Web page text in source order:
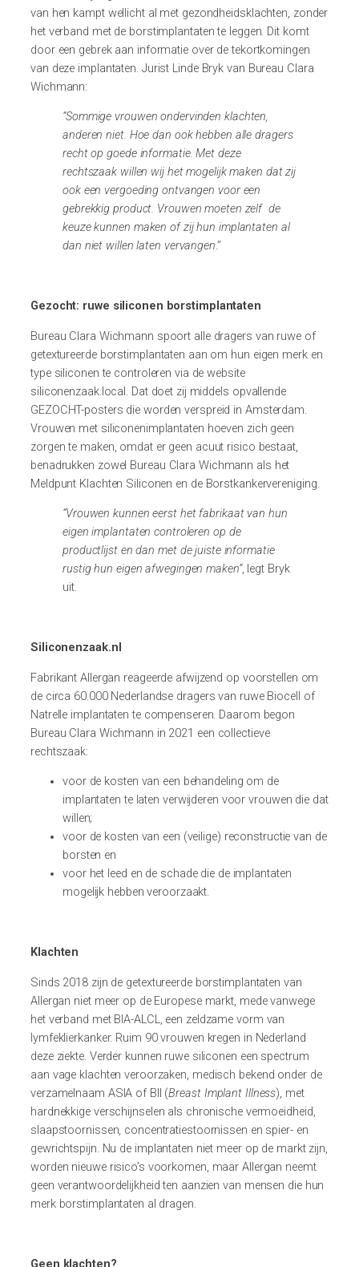
van hen kampt wellicht al met gezondheidsklachten, zonder
het verband met de borstimplantaten te leggen. Dit komt
door een gebrek aan informatie over de tekortkomingen
van deze implantaten. Jurist Linde Bryk van Bureau Clara
Wichmann:
“Sommige vrouwen ondervinden klachten,
anderen niet. Hoe dan ook hebben alle dragers
recht op goede informatie. Met deze
rechtszaak willen wij het mogelijk maken dat zij
ook een vergoeding ontvangen voor een
gebrekkig product. Vrouwen moeten zelf de
keuze kunnen maken of zij hun implantaten al
dan niet willen laten vervangen.”
Gezocht: ruwe siliconen borstimplantaten
Bureau Clara Wichmann spoort alle dragers van ruwe of
getextureerde borstimplantaten aan om hun eigen merk en
type siliconen te controleren via de website
siliconenzaak.local. Dat doet zij middels opvallende
GEZOCHT-posters die worden verspreid in Amsterdam.
Vrouwen met siliconenimplantaten hoeven zich geen
zorgen te maken, omdat er geen acuut risico bestaat,
benadrukken zowel Bureau Clara Wichmann als het
Meldpunt Klachten Siliconen en de Borstkankervereniging.
“Vrouwen kunnen eerst het fabrikaat van hun
eigen implantaten controleren op de
productlijst en dan met de juiste informatie
rustig hun eigen afwegingen maken”, legt Bryk
uit.
Siliconenzaak.nl
Fabrikant Allergan reageerde afwijzend op voorstellen om
de circa 60.000 Nederlandse dragers van ruwe Biocell of
Natrelle implantaten te compenseren. Daarom begon
Bureau Clara Wichmann in 2021 een collectieve
rechtszaak:
voor de kosten van een behandeling om de
implantaten te laten verwijderen voor vrouwen die dat
willen;
voor de kosten van een (veilige) reconstructie van de
borsten en
voor het leed en de schade die de implantaten
mogelijk hebben veroorzaakt.
Klachten
Sinds 2018 zijn de getextureerde borstimplantaten van
Allergan niet meer op de Europese markt, mede vanwege
het verband met BIA-ALCL, een zeldzame vorm van
lymfeklierkanker. Ruim 90 vrouwen kregen in Nederland
deze ziekte. Verder kunnen ruwe siliconen een spectrum
aan vage klachten veroorzaken, medisch bekend onder de
verzamelnaam ASIA of BII (Breast Implant Illness), met
hardnekkige verschijnselen als chronische vermoeidheid,
slaapstoornissen, concentratiestoornissen en spier- en
gewrichtspijn. Nu de implantaten niet meer op de markt zijn,
worden nieuwe risico’s voorkomen, maar Allergan neemt
geen verantwoordelijkheid ten aanzien van mensen die hun
merk borstimplantaten al dragen.
Geen klachten?